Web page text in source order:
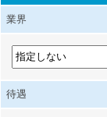
業界
待遇